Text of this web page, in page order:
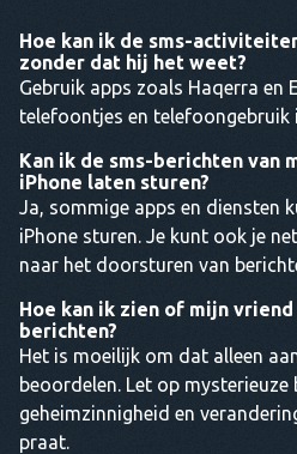
Hoe kan ik de sms-
zonder dat hij het weet?
Gebruik apps zoals Haqerra en
telefoontjes en telefoongebruik
Kan ik de sms-berichten van
iPhone laten sturen?
Ja, sommige apps en diensten
iPhone sturen. Je kunt ook je
naar het doorsturen van
Hoe kan ik zien of mijn
berichten?
Het is moeilijk om dat alleen
beoordelen. Let op mysterieuze
geheimzinnigheid en
praat.